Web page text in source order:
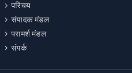
परिचय
संपादक मंडल
परामर्श मंडल
संपर्क